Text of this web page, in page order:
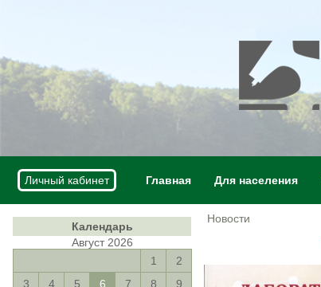
Личный кабинет Главная Для населения
Календарь
Август 2026
1
2
3
4 5 6 7 8
9
Новости